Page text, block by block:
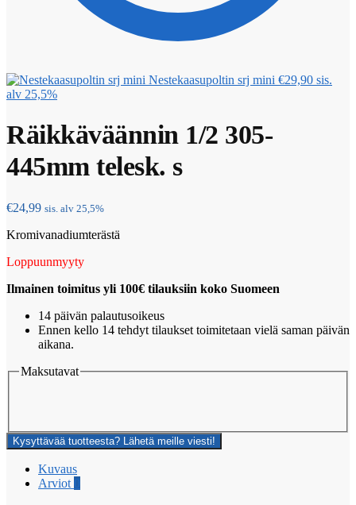
Nestekaasupoltin srj mini €29,90 sis.
alv 25,5%
Räikkäväännin 1/2 305-
445mm telesk. s
€24,99 sis. alv 25,5%
Kromivanadiumterästä
Loppuunmyyty
Ilmainen toimitus yli 100€ tilauksiin koko Suomeen
14 päivän palautusoikeus
Ennen kello 14 tehdyt tilaukset toimitetaan vielä saman päivän
aikana.
Maksutavat
Kysyttävää tuotteesta? Lähetä meille viesti!
Kuvaus
Arviot 0